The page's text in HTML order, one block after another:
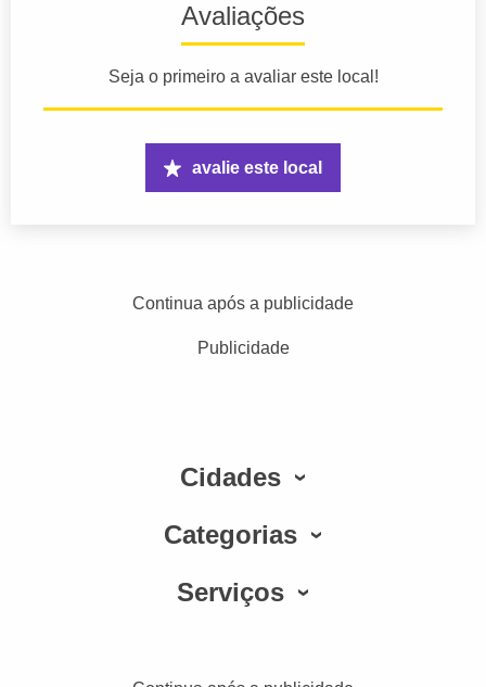
Avaliações
Seja o primeiro a avaliar este local!
avalie este local
Continua após a publicidade
Publicidade
Cidades
Categorias
Serviços